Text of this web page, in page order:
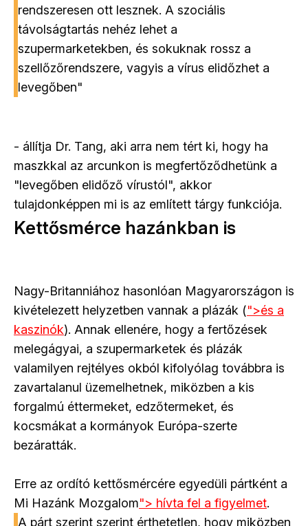
rendszeresen ott lesznek. A szociális
távolságtartás nehéz lehet a
szupermarketekben, és sokuknak rossz a
szellőzőrendszere, vagyis a vírus elidőzhet a
levegőben"
- állítja Dr. Tang, aki arra nem tért ki, hogy ha
maszkkal az arcunkon is megfertőződhetünk a
"levegőben elidőző vírustól", akkor
tulajdonképpen mi is az említett tárgy funkciója.
Kettősmérce hazánkban is
Nagy-Britanniához hasonlóan Magyarországon is
kivételezett helyzetben vannak a plázák (">és a
kaszinók). Annak ellenére, hogy a fertőzések
melegágyai, a szupermarketek és plázák
valamilyen rejtélyes okból kifolyólag továbbra is
zavartalanul üzemelhetnek, miközben a kis
forgalmú éttermeket, edzőtermeket, és
kocsmákat a kormányok Európa-szerte
bezáratták.
Erre az ordító kettősmércére egyedüli pártként a
Mi Hazánk Mozgalom"> hívta fel a figyelmet.
A párt szerint szerint érthetetlen, hogy miközben